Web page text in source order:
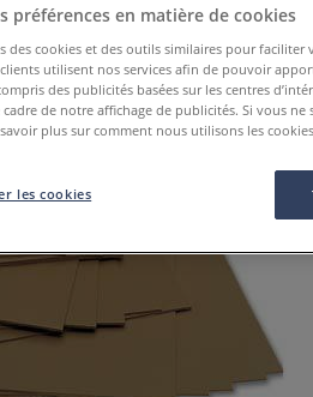
préférences en matière de cookies
des cookies et des outils similaires pour
utilisent nos services afin de pouvoir
des publicités basées sur les centres
de notre affichage de publicités. Si vous
plus sur comment nous utilisons les
les cookies